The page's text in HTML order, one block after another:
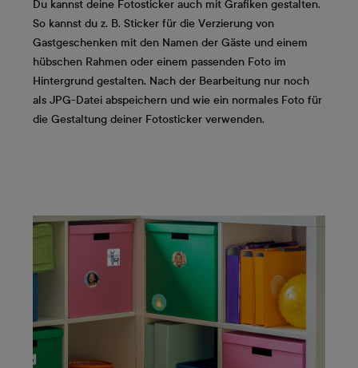
Du kannst deine Fotosticker auch mit Grafiken gestalten.
So kannst du z. B. Sticker für die Verzierung von
Gastgeschenken mit den Namen der Gäste und einem
hübschen Rahmen oder einem passenden Foto im
Hintergrund gestalten. Nach der Bearbeitung nur noch
als JPG-Datei abspeichern und wie ein normales Foto für
die Gestaltung deiner Fotosticker verwenden.